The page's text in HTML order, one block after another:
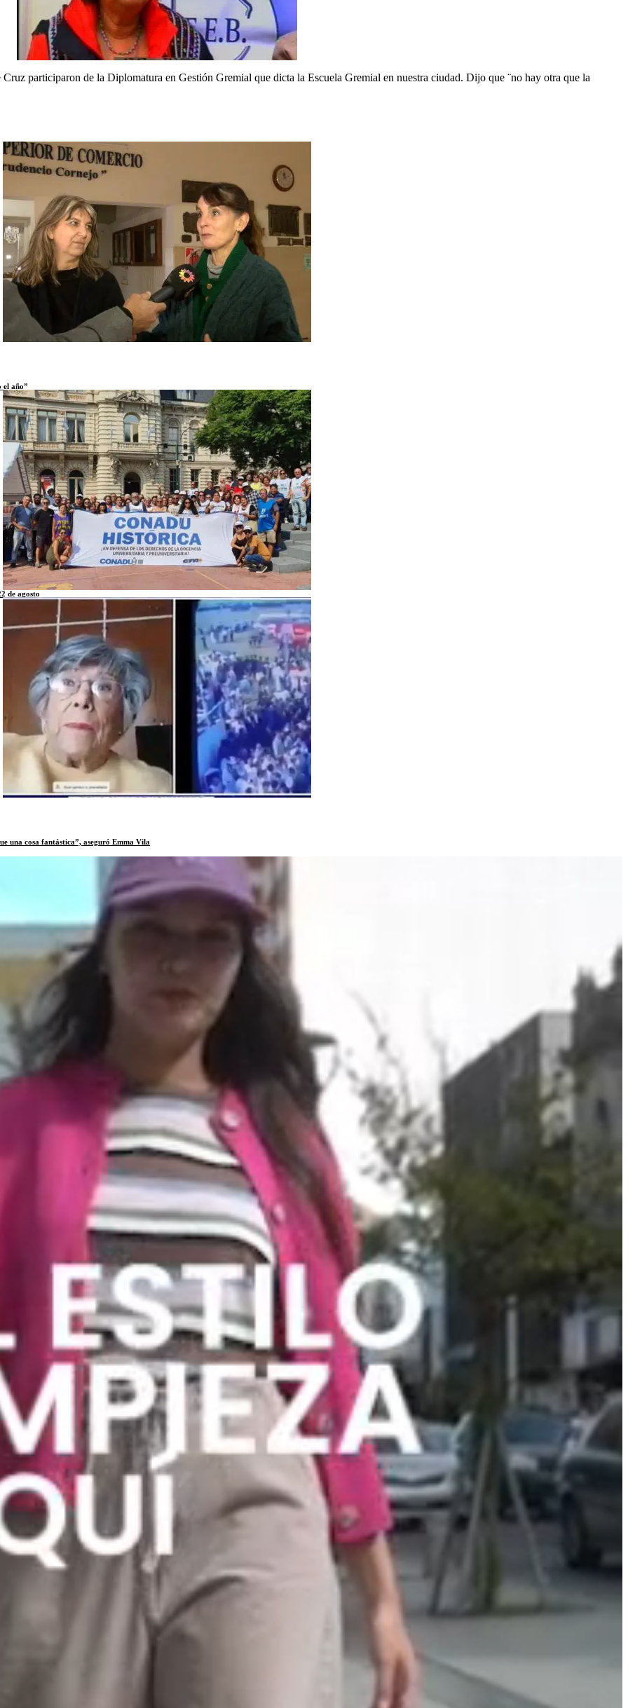
participaron de la Diplomatura en Gestión Gremial que dicta la Escuela Gremial en nuestra ciudad. Dijo que ¨no hay otra que la
el año”
de agosto
una cosa fantástica”, aseguró Emma Vila